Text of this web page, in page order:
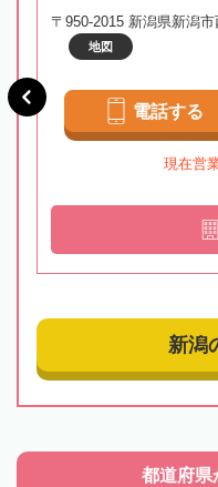
〒950-2015 新潟県新潟
地図
電話する
現在営
新潟
都道府県